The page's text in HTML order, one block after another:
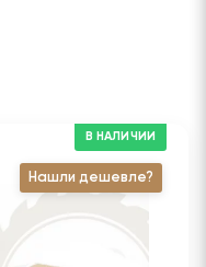
Нашли дешевле?
В НАЛИЧИИ